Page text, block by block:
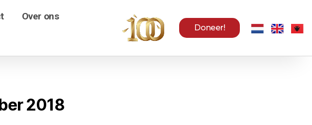
Over ons
Doneer!
2018